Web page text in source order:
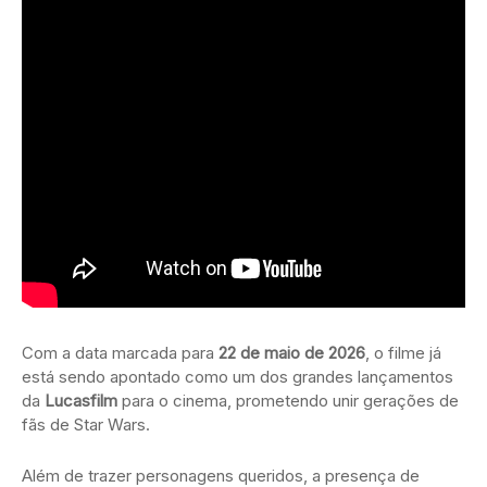
Com a data marcada para 22 de maio de 2026, o filme já
está sendo apontado como um dos grandes lançamentos
da Lucasfilm para o cinema, prometendo unir gerações de
fãs de Star Wars.
Além de trazer personagens queridos, a presença de